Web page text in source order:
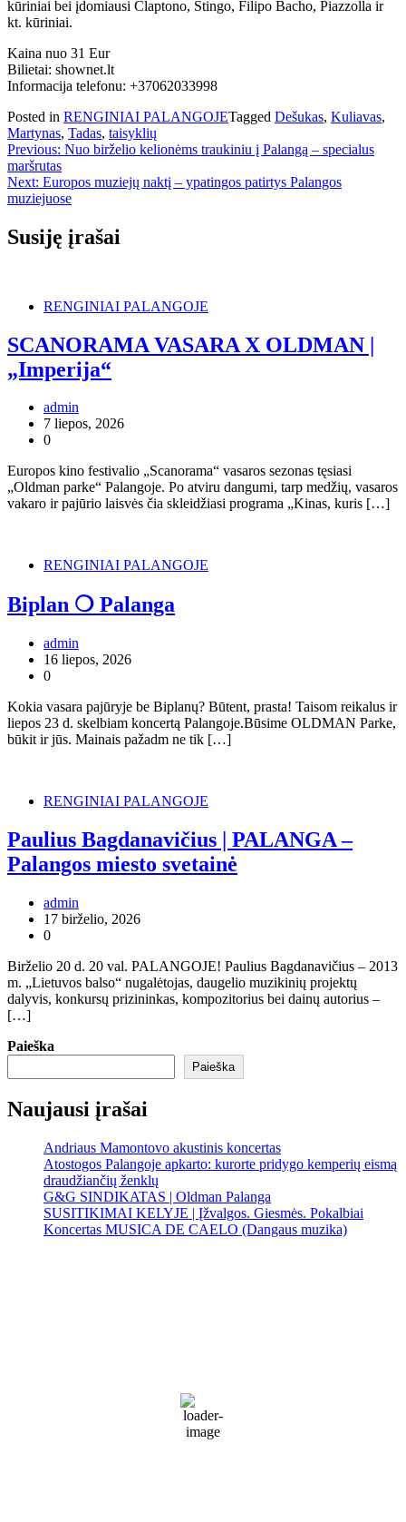
kūriniai bei įdomiausi Claptono, Stingo, Filipo Bacho, Piazzolla ir
kt. kūriniai.
Kaina nuo 31 Eur
Bilietai: shownet.lt
Informacija telefonu: +37062033998
Posted in RENGINIAI PALANGOJETagged Dešukas, Kuliavas,
Martynas, Tadas, taisyklių
Navigacija
tarp
įrašų
Previous: Nuo birželio kelionėms traukiniu į Palangą – specialus
maršrutas
Next: Europos muziejų naktį – ypatingos patirtys Palangos
muziejuose
Susiję įrašai
RENGINIAI PALANGOJE
SCANORAMA VASARA X OLDMAN |
„Imperija“
admin
7 liepos, 2026
0
Europos kino festivalio „Scanorama“ vasaros sezonas tęsiasi
„Oldman parke“ Palangoje. Po atviru dangumi, tarp medžių, vasaros
vakaro ir pajūrio laisvės čia skleidžiasi programa „Kinas, kuris […]
RENGINIAI PALANGOJE
Biplan ❍ Palanga
admin
16 liepos, 2026
0
Kokia vasara pajūryje be Biplanų? Būtent, prasta! Taisom reikalus ir
liepos 23 d. skelbiam koncertą Palangoje.Būsime OLDMAN Parke,
būkit ir jūs. Mainais pažadm ne tik […]
RENGINIAI PALANGOJE
Paulius Bagdanavičius | PALANGA –
Palangos miesto svetainė
admin
17 birželio, 2026
0
Birželio 20 d. 20 val. PALANGOJE! Paulius Bagdanavičius – 2013
m. „Lietuvos balso“ nugalėtojas, daugelio muzikinių projektų
dalyvis, konkursų prizininkas, kompozitorius bei dainų autorius –
[…]
Paieška
Paieška
Naujausi įrašai
Andriaus Mamontovo akustinis koncertas
Atostogos Palangoje apkarto: kurorte pridygo kemperių eismą
draudžiančių ženklų
G&G SINDIKATAS | Oldman Palanga
SUSITIKIMAI KELYJE | Įžvalgos. Giesmės. Pokalbiai
Koncertas MUSICA DE CAELO (Dangaus muzika)
76 %